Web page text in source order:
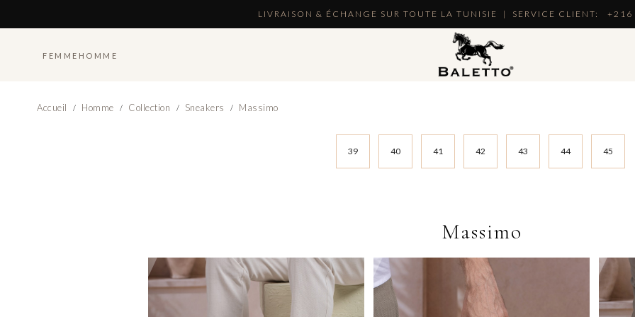
LIVRAISON & ÉCHANGE SUR TOUTE LA TUNISIE | SERVICE CLIENT: +216
FEMME HOMME
Accueil Homme Collection Sneakers Massimo
39 40 41 42 43 44 45
Massimo